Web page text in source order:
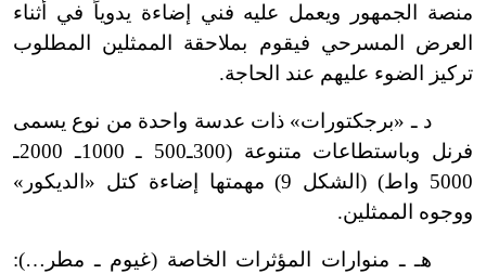
منصة الجمهور ويعمل عليه فني إضاءة يدوياً في أثناء
العرض المسرحي فيقوم بملاحقة الممثلين المطلوب
تركيز الضوء عليهم عند الحاجة.
د ـ «برجكتورات» ذات عدسة واحدة من نوع يسمى
فرنل وباستطاعات متنوعة (300ـ500 ـ 1000ـ 2000ـ
5000 واط) (الشكل 9) مهمتها إضاءة كتل «الديكور»
ووجوه الممثلين.
هـ ـ منوارات المؤثرات الخاصة (غيوم ـ مطر…):